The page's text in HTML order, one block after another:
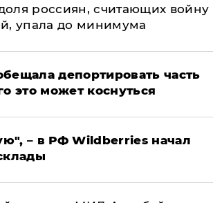
россиян, считающих войну
упала до минимума
депортировать часть
это может коснуться
– в РФ Wildberries начал